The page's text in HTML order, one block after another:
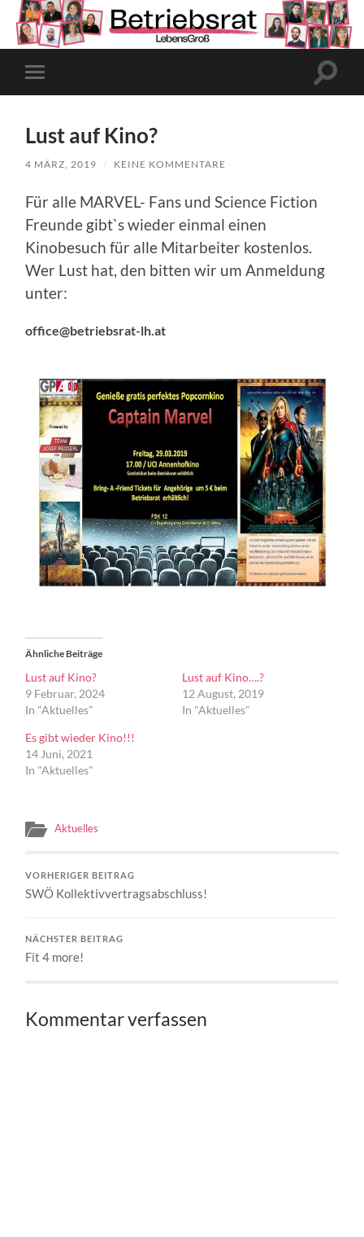
Mobile-
Menü
Lust auf Kino?
4 MÄRZ, 2019 / KEINE KOMMENTARE
Für alle MARVEL- Fans und Science Fiction
Freunde gibt`s wieder einmal einen
Kinobesuch für alle Mitarbeiter kostenlos.
Wer Lust hat, den bitten wir um Anmeldung
unter:
office@betriebsrat-lh.at
Ähnliche Beiträge
Lust auf Kino?
9 Februar, 2024
In "Aktuelles"
Lust auf Kino….?
12 August, 2019
In "Aktuelles"
Es gibt wieder Kino!!!
14 Juni, 2021
In "Aktuelles"
Aktuelles
VORHERIGER BEITRAG
SWÖ Kollektivvertragsabschluss!
NÄCHSTER BEITRAG
Fit 4 more!
Kommentar verfassen